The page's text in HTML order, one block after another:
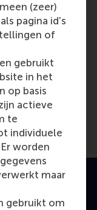
(zeer)
pagina id's
of
gebruikt
in het
op basis
actieve
te
individuele
worden
maar
gebruikt om